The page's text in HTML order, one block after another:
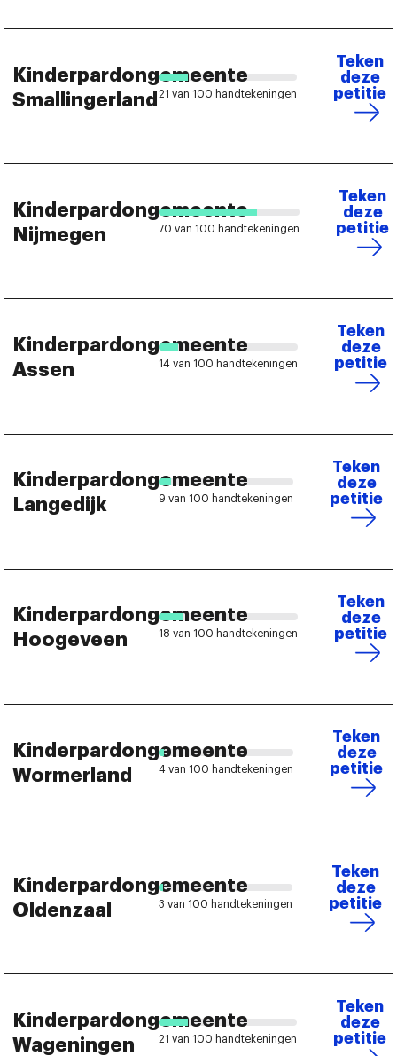
Kinderpardongemeente
Smallingerland 21 van 100 handtekeningen
Teken
deze
petitie
Kinderpardongemeente
Nijmegen
70 van 100 handtekeningen
Teken
deze
petitie
Kinderpardongemeente
Assen
14 van 100 handtekeningen
Teken
deze
petitie
Kinderpardongemeente
Langedijk
9 van 100 handtekeningen
Teken
deze
petitie
Kinderpardongemeente
Hoogeveen
18 van 100 handtekeningen
Teken
deze
petitie
Kinderpardongemeente
Wormerland
4 van 100 handtekeningen
Teken
deze
petitie
Kinderpardongemeente
Oldenzaal
3 van 100 handtekeningen
Teken
deze
petitie
Kinderpardongemeente
Wageningen
21 van 100 handtekeningen
Teken
deze
petitie